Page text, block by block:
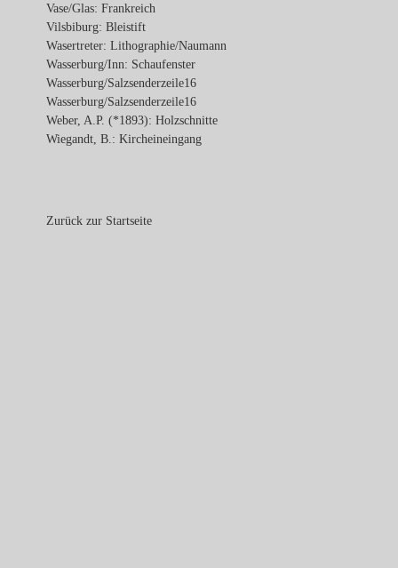
Vase/Glas: Frankreich
Vilsbiburg: Bleistift
Wasertreter: Lithographie/Naumann
Wasserburg/Inn: Schaufenster
Wasserburg/Salzsenderzeile16
Wasserburg/Salzsenderzeile16
Weber, A.P. (*1893): Holzschnitte
Wiegandt, B.: Kircheineingang
Zurück zur Startseite